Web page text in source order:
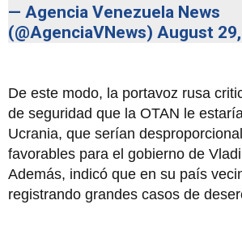
— Agencia Venezuela News
(@AgenciaVNews) August
De este modo, la portavoz rusa
de seguridad que la OTAN le
Ucrania, que serían
favorables para el gobierno de
Además, indicó que en su país
registrando grandes casos de